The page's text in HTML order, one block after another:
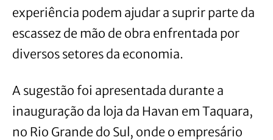
experiência podem ajudar a suprir parte da
escassez de mão de obra enfrentada por
diversos setores da economia.
A sugestão foi apresentada durante a
inauguração da loja da Havan em Taquara,
no Rio Grande do Sul, onde o empresário